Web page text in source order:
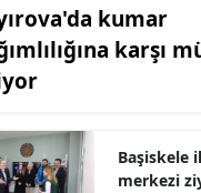
Edirne
Erzurum
kumar
karşı
Başiskele
merkezi